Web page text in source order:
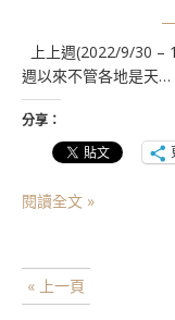
上上週(2022/9/30 –
週以來不管各地是天…
分享：
閱讀全文 »
« 上一頁